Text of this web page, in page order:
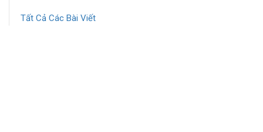
Tất Cả Các Bài Viết